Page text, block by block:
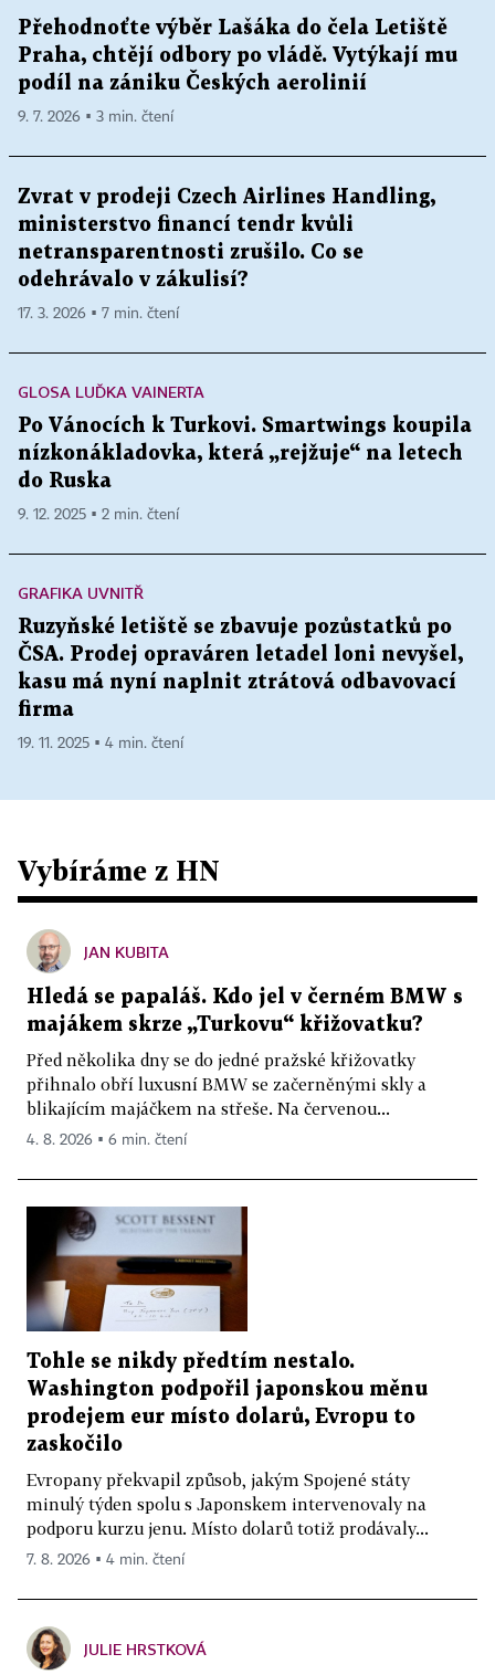
Přehodnoťte výběr Lašáka do čela Letiště
Praha, chtějí odbory po vládě. Vytýkají mu
podíl na zániku Českých aerolinií
9. 7. 2026 ▪ 3 min. čtení
Zvrat v prodeji Czech Airlines Handling,
ministerstvo financí tendr kvůli
netransparentnosti zrušilo. Co se
odehrávalo v zákulisí?
17. 3. 2026 ▪ 7 min. čtení
GLOSA LUĎKA VAINERTA
Po Vánocích k Turkovi. Smartwings koupila
nízkonákladovka, která „rejžuje“ na letech
do Ruska
9. 12. 2025 ▪ 2 min. čtení
GRAFIKA UVNITŘ
Ruzyňské letiště se zbavuje pozůstatků po
ČSA. Prodej opraváren letadel loni nevyšel,
kasu má nyní naplnit ztrátová odbavovací
firma
19. 11. 2025 ▪ 4 min. čtení
Vybíráme z HN
JAN KUBITA
Hledá se papaláš. Kdo jel v černém BMW s
majákem skrze „Turkovu“ křižovatku?
Před několika dny se do jedné pražské křižovatky
přihnalo obří luxusní BMW se začerněnými skly a
blikajícím majáčkem na střeše. Na červenou...
4. 8. 2026 ▪ 6 min. čtení
Tohle se nikdy předtím nestalo.
Washington podpořil japonskou měnu
prodejem eur místo dolarů, Evropu to
zaskočilo
Evropany překvapil způsob, jakým Spojené státy
minulý týden spolu s Japonskem intervenovaly na
podporu kurzu jenu. Místo dolarů totiž prodávaly...
7. 8. 2026 ▪ 4 min. čtení
JULIE HRSTKOVÁ